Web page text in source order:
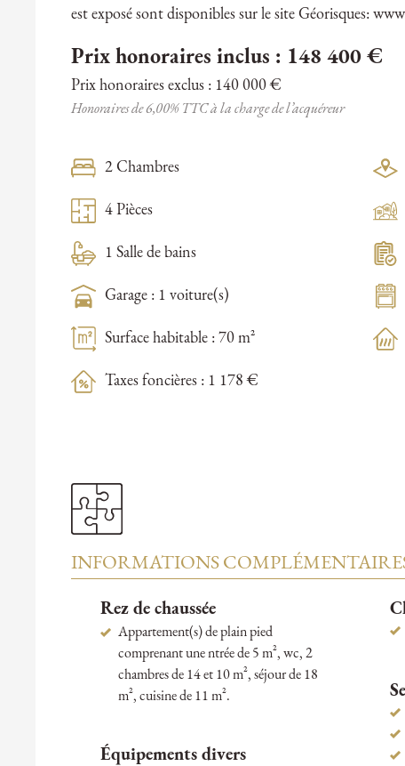
est exposé sont disponibles sur le site Géorisques:
Prix honoraires inclus : 148 400 €
Prix honoraires exclus : 140 000 €
Honoraires de 6,00% TTC à la charge de l’acquéreur
2 Chambres
4 Pièces
1 Salle de bains
Garage : 1 voiture(s)
Surface habitable : 70 m²
Taxes foncières : 1 178 €
INFORMATIONS
Rez de chaussée
Appartement(s) de plain pied
comprenant une ntrée de 5 m², wc, 2
chambres de 14 et 10 m², séjour de 18
m², cuisine de 11 m².
Équipements divers